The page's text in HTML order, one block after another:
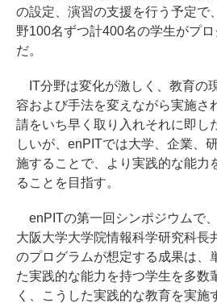
の設定、演習の支援を行う予定で
野100名ずつ計400名の学生がプ
だ。
IT分野は変化が激しく、教育の
容および手法を変えながら実施さ
請をいち早く取り入れそれに即し
しいが、enPITでは大学、企業、
施することで、より実践的な能力
ることを目指す。
enPITの第一回シンポジウムで
大阪大学大学院情報科学研究科長
のプログラムが想定する成果は、
た実践的な能力を持つ学生を多数
く、こうした実践的な教育を実施